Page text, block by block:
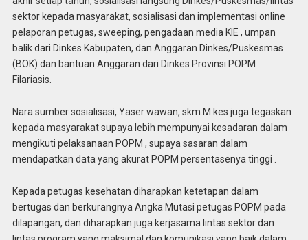
sektor kepada masyarakat, sosialisasi dan implementasi online
pelaporan petugas, sweeping, pengadaan media KIE , umpan
balik dari Dinkes Kabupaten, dan Anggaran Dinkes/Puskesmas
(BOK) dan bantuan Anggaran dari Dinkes Provinsi POPM
Filariasis.
Nara sumber sosialisasi, Yaser wawan, skm.M.kes juga tegaskan
kepada masyarakat supaya lebih mempunyai kesadaran dalam
mengikuti pelaksanaan POPM , supaya sasaran dalam
mendapatkan data yang akurat POPM persentasenya tinggi .
Kepada petugas kesehatan diharapkan ketetapan dalam
bertugas dan berkurangnya Angka Mutasi petugas POPM pada
dilapangan, dan diharapkan juga kerjasama lintas sektor dan